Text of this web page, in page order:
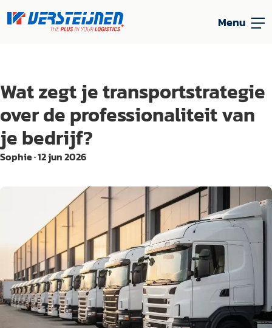
Menu
Wat zegt je transportstrategie
over de professionaliteit van
je bedrijf?
Sophie·12 jun 2026